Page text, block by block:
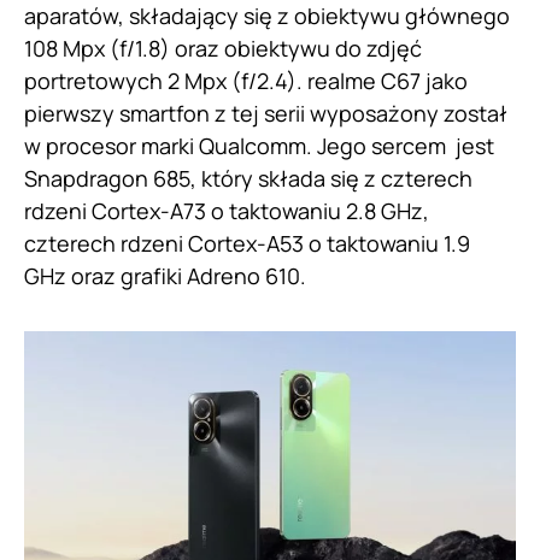
aparatów, składający się z obiektywu głównego
108 Mpx (f/1.8) oraz obiektywu do zdjęć
portretowych 2 Mpx (f/2.4). realme C67 jako
pierwszy smartfon z tej serii wyposażony został
w procesor marki Qualcomm. Jego sercem jest
Snapdragon 685, który składa się z czterech
rdzeni Cortex-A73 o taktowaniu 2.8 GHz,
czterech rdzeni Cortex-A53 o taktowaniu 1.9
GHz oraz grafiki Adreno 610.